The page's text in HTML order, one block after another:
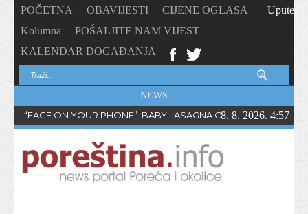
POČETNA OBAVIJESTI
CIJENE OGLASA
Kolumna
POŠALJITE NAM VIJEST
KALENDAR DOGAĐANJA
Upute
NEWS
“FACE ON YOUR PHONE”: BABY LASAGNA OBJAVIO NOVI
8. 8. 2026. 4:57